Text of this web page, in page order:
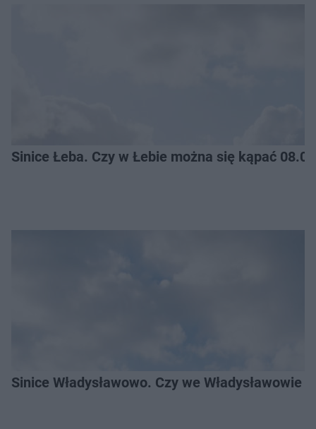
Sinice Łeba. Czy w Łebie można się kąpać
Sinice Władysławowo. Czy we